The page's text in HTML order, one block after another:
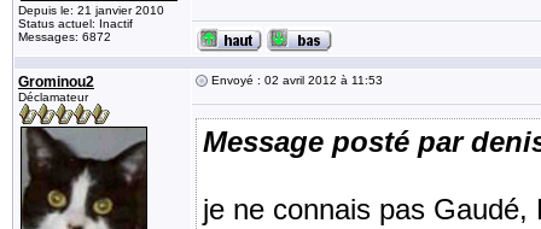
Depuis le: 21 janvier 2010
Status actuel: Inactif
Messages: 6872
Grominou2
Déclamateur
Envoyé : 02 avril 2012 à 11:53
Message posté par
je ne connais pas